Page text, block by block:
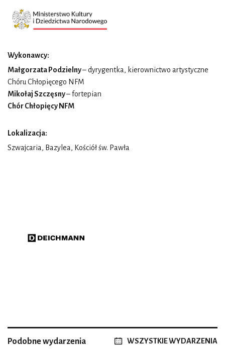
Wykonawcy:
Małgorzata Podzielny– dyrygentka, kierownictwo artystyczne
Chóru Chłopięcego NFM
Mikołaj Szczęsny– fortepian
Chór Chłopięcy NFM
Lokalizacja:
Szwajcaria, Bazylea, Kościół św. Pawła
Podobne wydarzenia WSZYSTKIE WYDARZENIA